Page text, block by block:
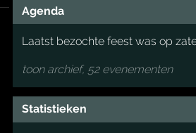
Agenda
Laatst bezochte feest was op
toon archief, 52 evenementen
Statistieken